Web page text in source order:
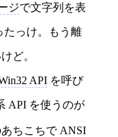
ジで文字列を表
たっけ。もう離
ど。
API を呼び
API を使うのが
ちこちで ANSI